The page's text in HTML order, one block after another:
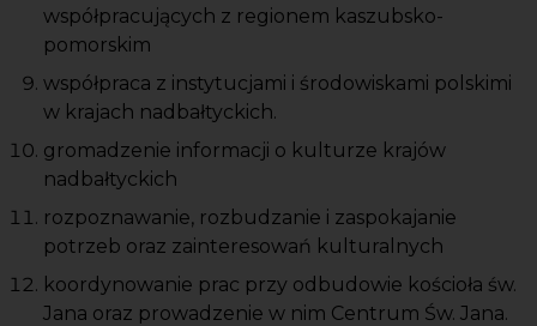
współpracujących z regionem kaszubsko-
pomorskim
współpraca z instytucjami i środowiskami polskimi
w krajach nadbałtyckich.
gromadzenie informacji o kulturze krajów
nadbałtyckich
rozpoznawanie, rozbudzanie i zaspokajanie
potrzeb oraz zainteresowań kulturalnych
koordynowanie prac przy odbudowie kościoła św.
Jana oraz prowadzenie w nim Centrum Św. Jana.